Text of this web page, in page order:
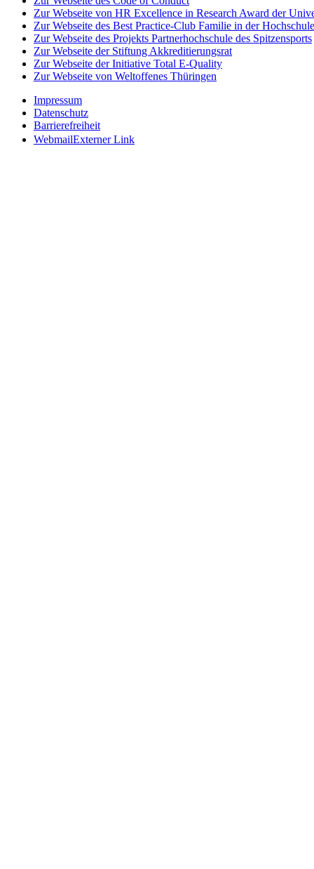
Zur Webseite von HR Excellence in Research Award der
Zur Webseite des Best Practice-Club Familie in der Hochschule
Zur Webseite des Projekts Partnerhochschule des Spitzensports
Zur Webseite der Stiftung Akkreditierungsrat
Zur Webseite der Initiative Total E-Quality
Zur Webseite von Weltoffenes Thüringen
Impressum
Datenschutz
Barrierefreiheit
WebmailExterner Link